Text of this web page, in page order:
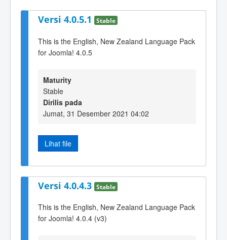
Versi 4.0.5.1 Stable
This is the English, New Zealand Language Pack
for Joomla! 4.0.5
Maturity
Stable
Dirilis pada
Jumat, 31 Desember 2021 04:02
Lihat file
Versi 4.0.4.3 Stable
This is the English, New Zealand Language Pack
for Joomla! 4.0.4 (v3)